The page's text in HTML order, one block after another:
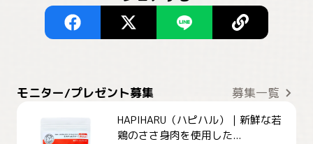
モニター/プレゼント募集 募集一覧
HAPIHARU（ハピハル）｜新鮮な若
鶏のささ身肉を使用した...